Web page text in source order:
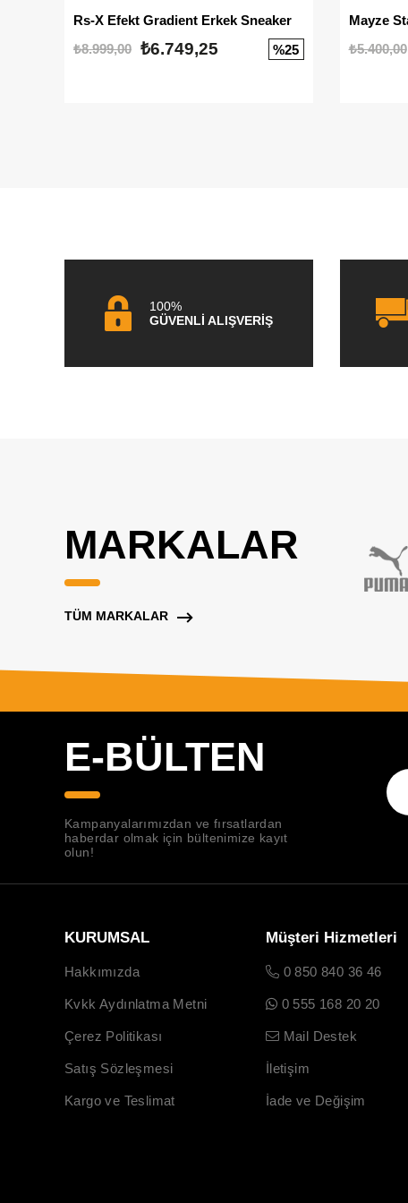
Rs-X Efekt Gradient Erkek Sneaker
₺8.999,00 ₺6.749,25 %25
₺5.400,00
100%
GÜVENLİ ALIŞVERİŞ
MARKALAR
TÜM MARKALAR
E-BÜLTEN
Kampanyalarımızdan ve fırsatlardan
haberdar olmak için bültenimize kayıt
olun!
KURUMSAL
Hakkımızda
Kvkk Aydınlatma Metni
Çerez Politikası
Satış Sözleşmesi
Kargo ve Teslimat
Müşteri Hizmetleri
0 850 840 36 46
0 555 168 20 20
Mail Destek
İletişim
İade ve Değişim